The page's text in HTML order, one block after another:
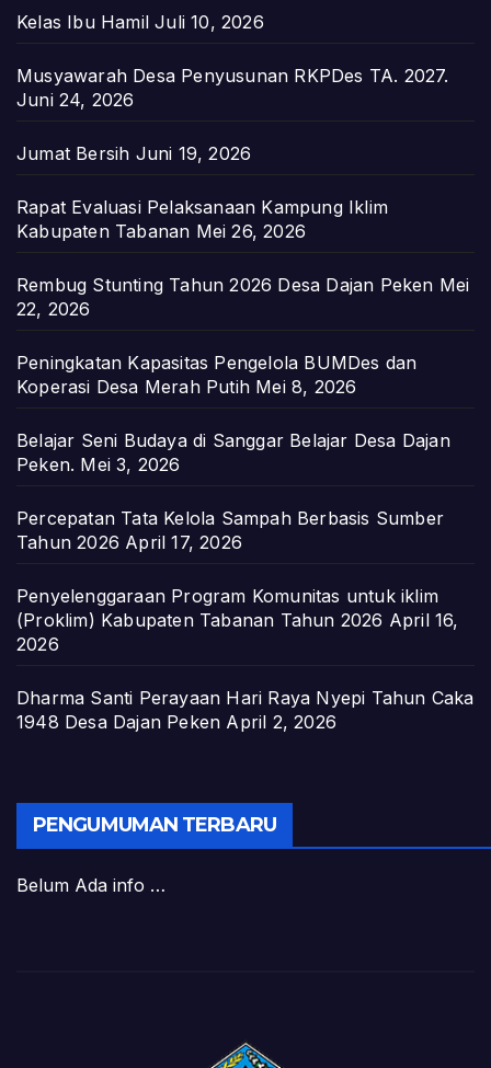
Kelas Ibu Hamil Juli 10, 2026
Musyawarah Desa Penyusunan RKPDes TA. 2027.
Juni 24, 2026
Jumat Bersih Juni 19, 2026
Rapat Evaluasi Pelaksanaan Kampung Iklim
Kabupaten Tabanan Mei 26, 2026
Rembug Stunting Tahun 2026 Desa Dajan Peken Mei
22, 2026
Peningkatan Kapasitas Pengelola BUMDes dan
Koperasi Desa Merah Putih Mei 8, 2026
Belajar Seni Budaya di Sanggar Belajar Desa Dajan
Peken. Mei 3, 2026
Percepatan Tata Kelola Sampah Berbasis Sumber
Tahun 2026 April 17, 2026
Penyelenggaraan Program Komunitas untuk iklim
(Proklim) Kabupaten Tabanan Tahun 2026 April 16,
2026
Dharma Santi Perayaan Hari Raya Nyepi Tahun Caka
1948 Desa Dajan Peken April 2, 2026
PENGUMUMAN TERBARU
Belum Ada info …